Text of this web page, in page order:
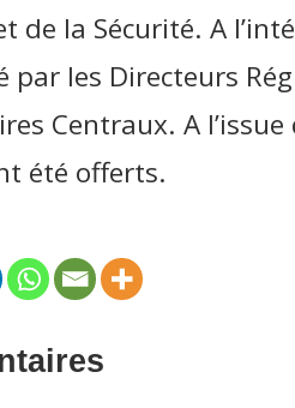
de la Sécurité. A
par les Directeurs
Centraux. A
été offerts.